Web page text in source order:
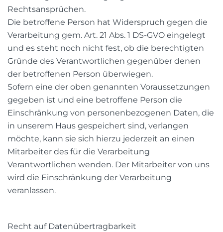
Rechtsansprüchen.
Die betroffene Person hat Widerspruch gegen die
Verarbeitung gem. Art. 21 Abs. 1 DS-GVO eingelegt
und es steht noch nicht fest, ob die berechtigten
Gründe des Verantwortlichen gegenüber denen
der betroffenen Person überwiegen.
Sofern eine der oben genannten Voraussetzungen
gegeben ist und eine betroffene Person die
Einschränkung von personenbezogenen Daten, die
in unserem Haus gespeichert sind, verlangen
möchte, kann sie sich hierzu jederzeit an einen
Mitarbeiter des für die Verarbeitung
Verantwortlichen wenden. Der Mitarbeiter von uns
wird die Einschränkung der Verarbeitung
veranlassen.
Recht auf Datenübertragbarkeit